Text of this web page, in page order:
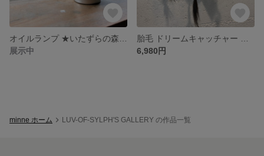
展示中
6,980円
minne ホーム LUV-OF-SYLPH'S GALLERY の作品一覧